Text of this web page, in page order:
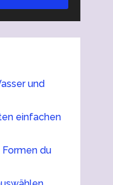
und
einfachen
du